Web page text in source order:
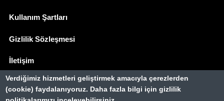
Kullanım Şartları
Gizlilik Sözleşmesi
İletişim
Basında Biz
Verdiğimiz hizmetleri geliştirmek amacıyla çerezlerden
(cookie) faydalanıyoruz. Daha fazla bilgi için gizlilik